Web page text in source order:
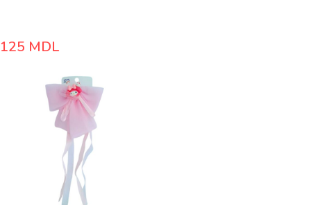
125 MDL